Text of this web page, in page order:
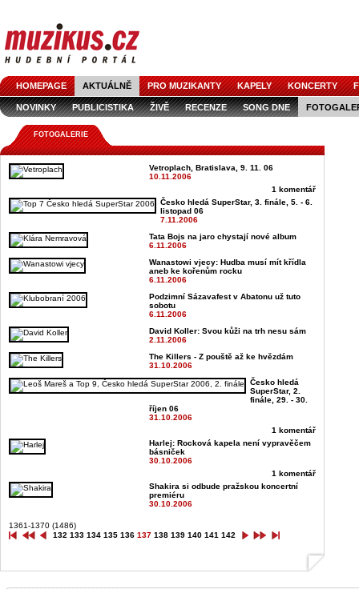
HOMEPAGE AKTUÁLNĚ PRO MUZIKANTY KAPELY KONCERTY
NOVINKY PUBLICISTIKA ŽIVĚ RECENZE SONG DNE
FOTOGALERIE
Vetroplach, Bratislava, 9. 11. 06
10.11.2006
1 komentář
Česko hledá SuperStar, 3. finále, 5. - 6.
listopad 06
7.11.2006
Tata Bojs na jaro chystají nové album
6.11.2006
Wanastowi vjecy: Hudba musí mít křídla
aneb ke kořenům rocku
6.11.2006
Podzimní Sázavafest v Abatonu už tuto
sobotu
6.11.2006
David Koller: Svou kůži na trh nesu sám
2.11.2006
The Killers - Z pouště až ke hvězdám
31.10.2006
Česko hledá
SuperStar, 2.
finále, 29. - 30.
říjen 06
31.10.2006
1 komentář
Harlej: Rocková kapela není vypravěčem
básniček
30.10.2006
1 komentář
Shakira si odbude pražskou koncertní
premiéru
30.10.2006
1361-1370 (1486)
132 133 134 135 136 137 138 139 140 141 142